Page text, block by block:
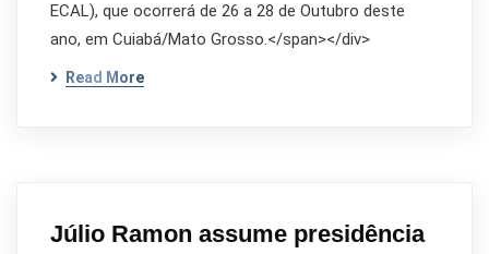
ECAL), que ocorrerá de 26 a 28 de Outubro deste
ano, em Cuiabá/Mato Grosso.</span></div>
Read More
Júlio Ramon assume presidência